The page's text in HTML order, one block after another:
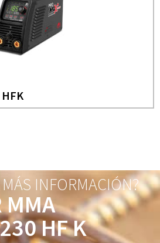
HFK
INFORMACIÓN?
MMA
HF K